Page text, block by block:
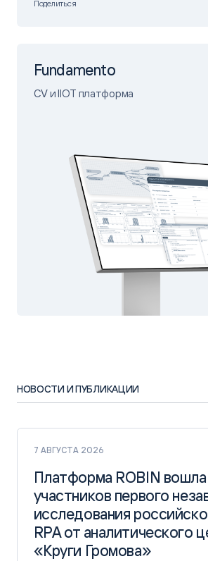
Поделиться
Fundamento
CV и IIOT платформа
НОВОСТИ И ПУБЛИКАЦИИ
7 АВГУСТА 2026
Платформа ROBIN вошла
участников первого
исследования
RPA от аналитического
«Круги Громова»
Платформа ROBIN вошла
участников первого
исследования
RPA от аналитического
«Круги Громова»